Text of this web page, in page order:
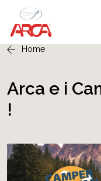
Home
Arca e i
!